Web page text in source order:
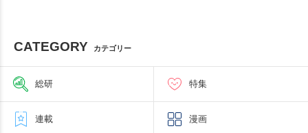
CATEGORY カテゴリー
総研 特集
連載 漫画